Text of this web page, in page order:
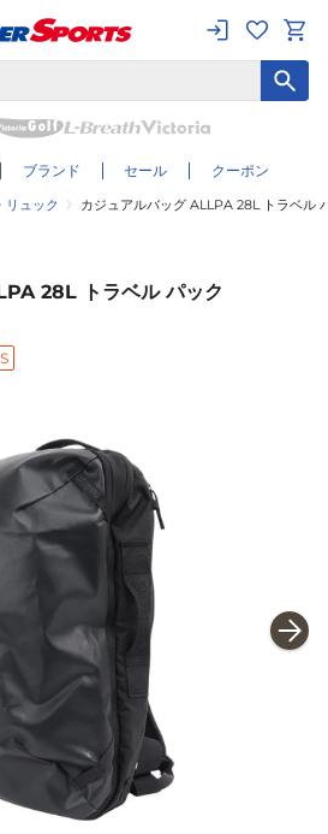
ブランド セール クーポン
リュック カジュアルバッグ ALLPA 28L トラベル
28L トラベル パック